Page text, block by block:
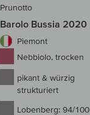
Prunotto
Barolo Bussia 2020
Piemont
Nebbiolo, trocken
pikant & würzig
strukturiert
Lobenberg: 94/100